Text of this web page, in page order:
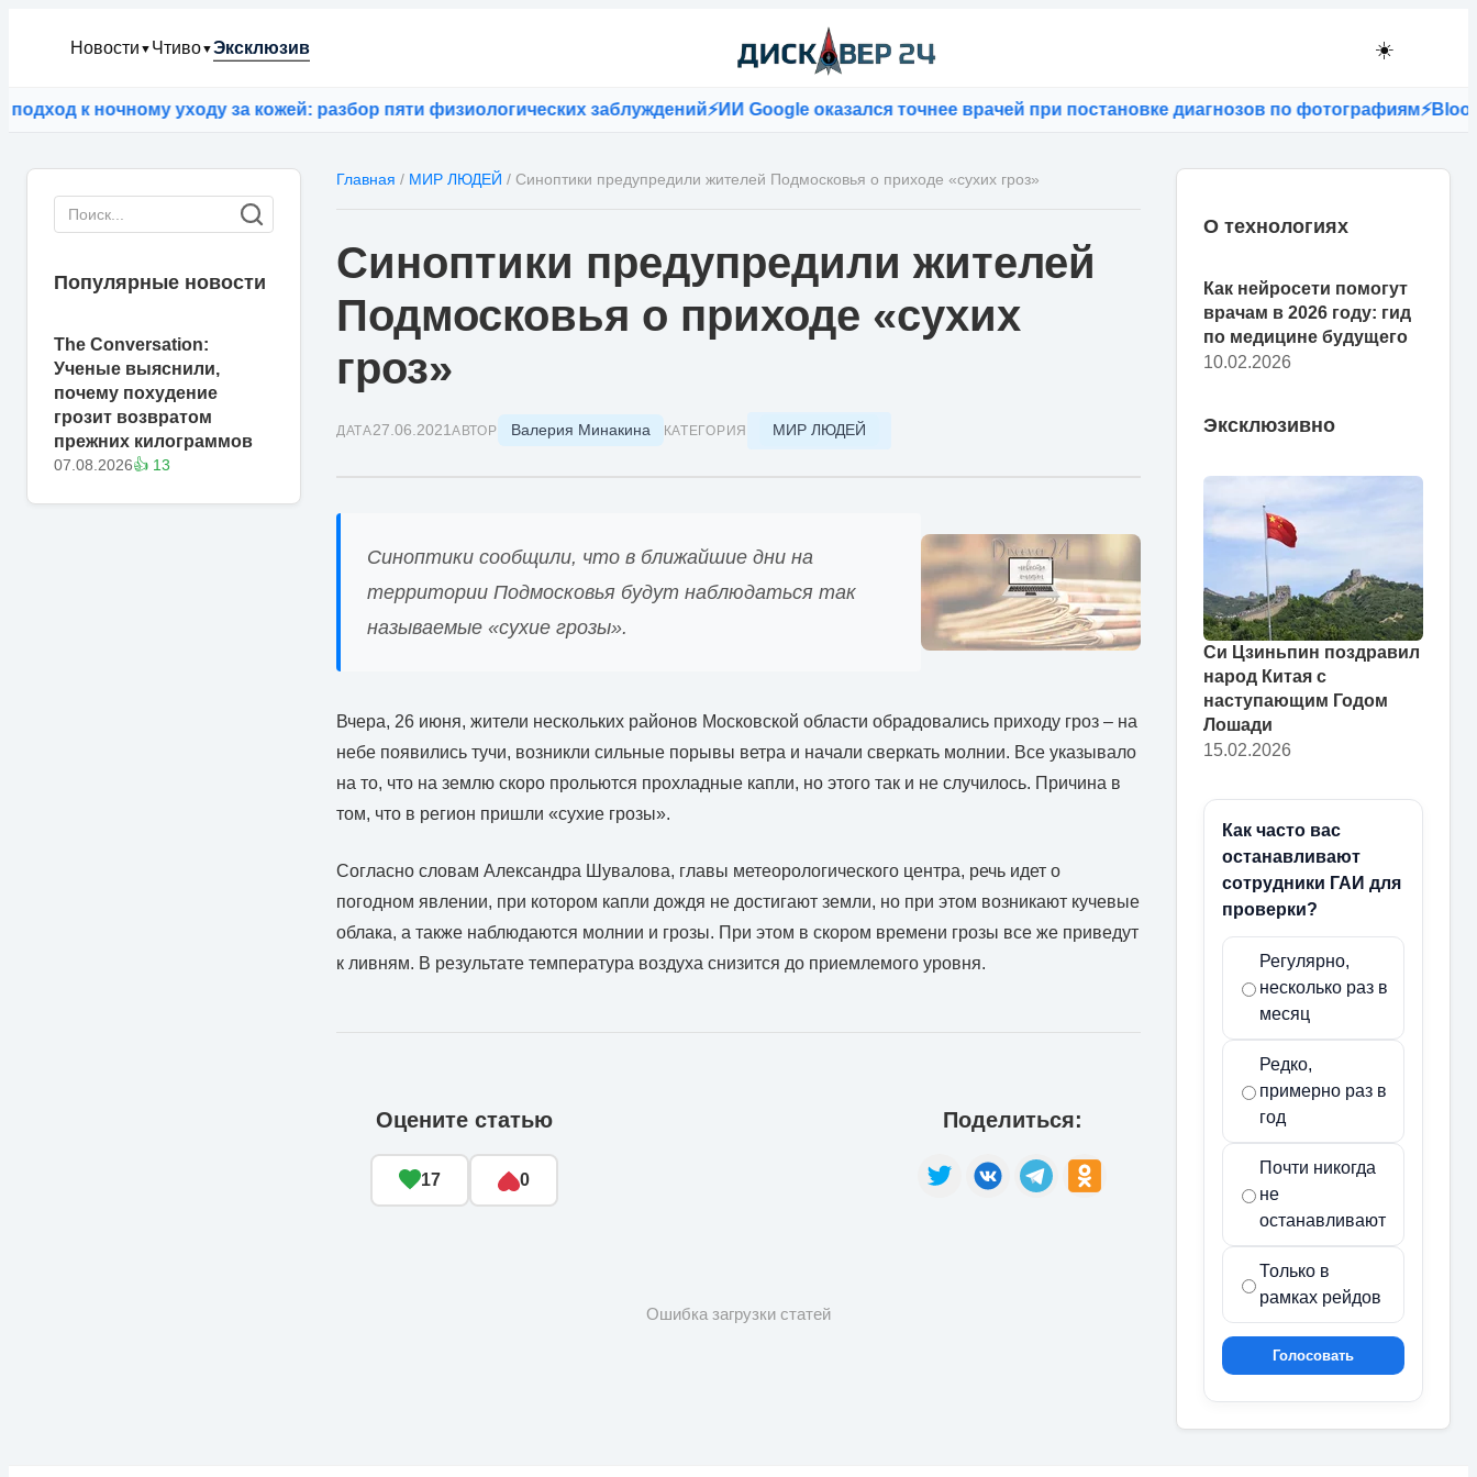
Новости ▼ Чтиво▼Эксклюзив ☀️
к ночному уходу за кожей: разбор пяти физиологических заблуждений⚡ИИ Google оказался точнее врачей при постановке диагнозов по фотографиям⚡
Популярные новости
The Conversation:
Ученые выяснили,
почему похудение
грозит возвратом
прежних килограммов
07.08.2026👍 13
Главная / МИР ЛЮДЕЙ / Синоптики предупредили жителей Подмосковья о приходе «сухих гроз»
Синоптики предупредили жителей
Подмосковья о приходе «сухих
гроз»
ДАТА27.06.2021 АВТОР Валерия Минакина КАТЕГОРИЯ МИР ЛЮДЕЙ
Синоптики сообщили, что в ближайшие дни на
территории Подмосковья будут наблюдаться так
называемые «сухие грозы».
Вчера, 26 июня, жители нескольких районов Московской области обрадовались приходу гроз – на
небе появились тучи, возникли сильные порывы ветра и начали сверкать молнии. Все указывало
на то, что на землю скоро прольются прохладные капли, но этого так и не случилось. Причина в
том, что в регион пришли «сухие грозы».
Согласно словам Александра Шувалова, главы метеорологического центра, речь идет о
погодном явлении, при котором капли дождя не достигают земли, но при этом возникают кучевые
облака, а также наблюдаются молнии и грозы. При этом в скором времени грозы все же приведут
к ливням. В результате температура воздуха снизится до приемлемого уровня.
Оцените статью
17 0
Поделиться:
Ошибка загрузки статей
О технологиях
Как нейросети помогут
врачам в 2026 году: гид
по медицине будущего
10.02.2026
Эксклюзивно
Си Цзиньпин поздравил
народ Китая с
наступающим Годом
Лошади
15.02.2026
Как часто вас
останавливают
сотрудники ГАИ для
проверки?
Регулярно,
несколько раз в
месяц
Редко,
примерно раз в
год
Почти никогда
не
останавливают
Только в
рамках рейдов
Голосовать